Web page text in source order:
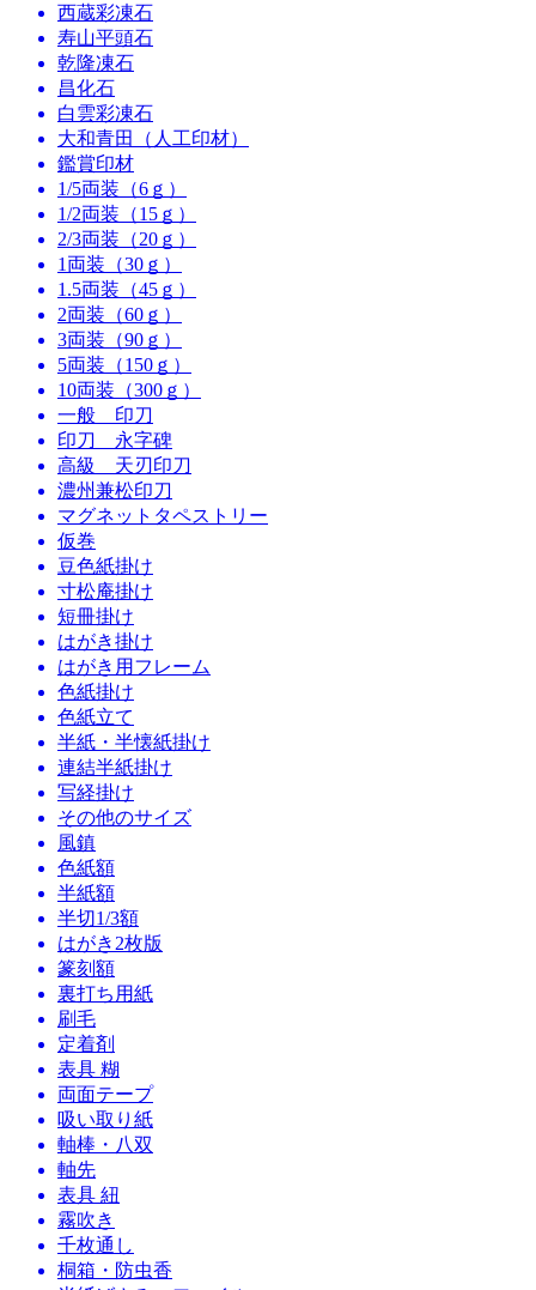
西蔵彩凍石
寿山平頭石
乾隆凍石
昌化石
白雲彩凍石
大和青田（人工印材）
鑑賞印材
1/5両装（6ｇ）
1/2両装（15ｇ）
2/3両装（20ｇ）
1両装（30ｇ）
1.5両装（45ｇ）
2両装（60ｇ）
3両装（90ｇ）
5両装（150ｇ）
10両装（300ｇ）
一般 印刀
印刀 永字碑
高級 天刃印刀
濃州兼松印刀
マグネットタペストリー
仮巻
豆色紙掛け
寸松庵掛け
短冊掛け
はがき掛け
はがき用フレーム
色紙掛け
色紙立て
半紙・半懐紙掛け
連結半紙掛け
写経掛け
その他のサイズ
風鎮
色紙額
半紙額
半切1/3額
はがき2枚版
篆刻額
裏打ち用紙
刷毛
定着剤
表具 糊
両面テープ
吸い取り紙
軸棒・八双
軸先
表具 紐
霧吹き
千枚通し
桐箱・防虫香